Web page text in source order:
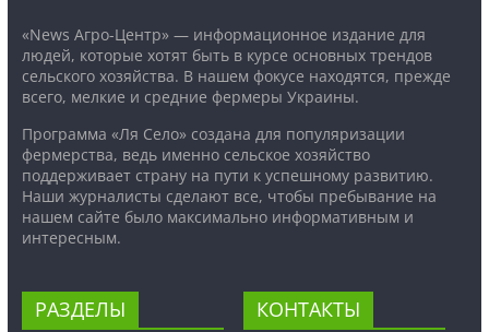
«News Агро-Центр» — информационное издание для
людей, которые хотят быть в курсе основных трендов
сельского хозяйства. В нашем фокусе находятся, прежде
всего, мелкие и средние фермеры Украины.
Программа «Ля Село» создана для популяризации
фермерства, ведь именно сельское хозяйство
поддерживает страну на пути к успешному развитию.
Наши журналисты сделают все, чтобы пребывание на
нашем сайте было максимально информативным и
интересным.
РАЗДЕЛЫ КОНТАКТЫ